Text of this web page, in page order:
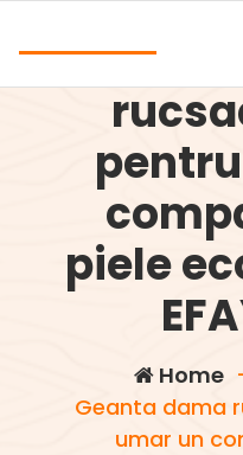
piele
Home
Geanta dama
umar un